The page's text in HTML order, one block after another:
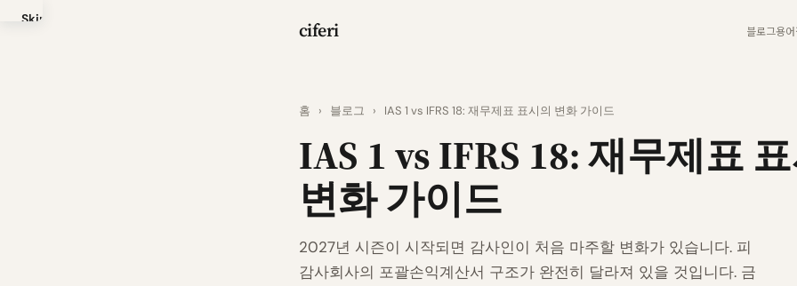
Skip
ciferi 블로그용어
홈 › 블로그 › IAS 1 vs IFRS 18: 재무제표 표시의 변화 가이드
IAS 1 vs IFRS 18: 재무제표
변화 가이드
2027년 시즌이 시작되면 감사인이 처음 마주할 변화가 있습니다. 피
감사회사의 포괄손익계산서 구조가 완전히 달라져 있을 것입니다. 금